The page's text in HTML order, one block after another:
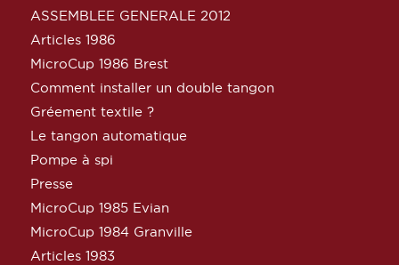
ASSEMBLEE GENERALE 2012
Articles 1986
MicroCup 1986 Brest
Comment installer un double tangon
Gréement textile ?
Le tangon automatique
Pompe à spi
Presse
MicroCup 1985 Evian
MicroCup 1984 Granville
Articles 1983